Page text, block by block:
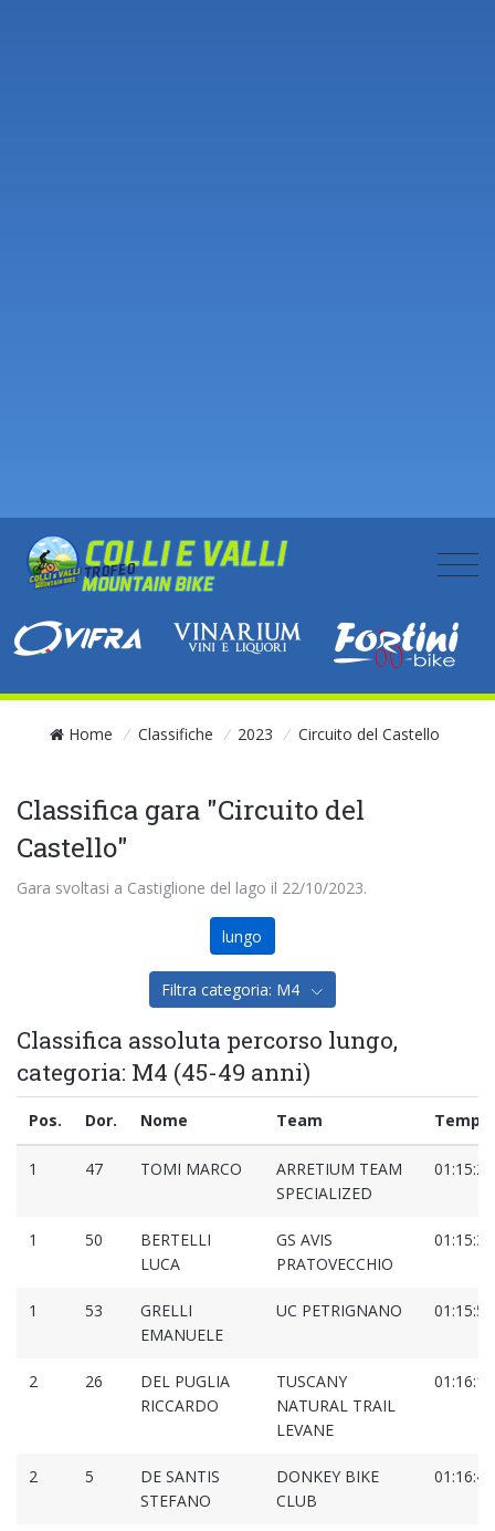
Home / Classifiche / 2023 / Circuito del Castello
Classifica gara "Circuito del
Castello"
Gara svoltasi a Castiglione del lago il 22/10/2023.
lungo
Filtra categoria: M4
Classifica assoluta percorso lungo,
categoria: M4 (45-49 anni)
Pos. Dor. Nome Team Tempo
1 47 TOMI MARCO
ARRETIUM TEAM
SPECIALIZED
1 50
BERTELLI
LUCA
GS AVIS
PRATOVECCHIO
1 53
GRELLI
EMANUELE
UC PETRIGNANO
2 26
DEL PUGLIA
RICCARDO
TUSCANY
NATURAL TRAIL
LEVANE
2 5
DE SANTIS
STEFANO
DONKEY BIKE
CLUB